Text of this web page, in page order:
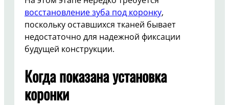
восстановление зуба под коронку,
поскольку оставшихся тканей бывает
недостаточно для надежной фиксации
будущей конструкции.
Когда показана установка
коронки